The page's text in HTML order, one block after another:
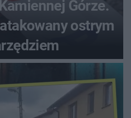
Górze.
ostrym